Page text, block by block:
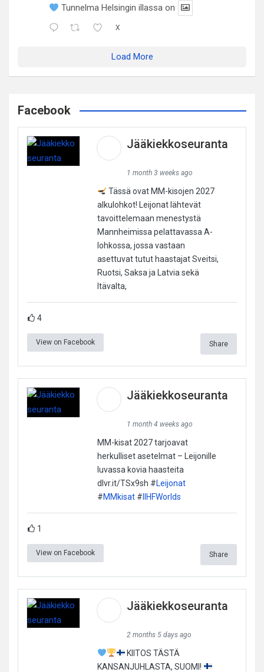
Tunnelma Helsingin illassa on
X
Load More
Facebook
Jääkiekkoseuranta
1 month 3 weeks ago
Tässä ovat MM-kisojen 2027
alkulohkot! Leijonat lähtevät
tavoittelemaan menestystä
Mannheimissa pelattavassa A-
lohkossa, jossa vastaan
asettuvat tutut haastajat Sveitsi,
Ruotsi, Saksa ja Latvia sekä
Itävalta,
4
View on Facebook Share
Jääkiekkoseuranta
1 month 4 weeks ago
MM-kisat 2027 tarjoavat
herkulliset asetelmat – Leijonille
luvassa kovia haasteita
dlvr.it/TSx9sh #Leijonat
#MMkisat#IIHFWorlds
1
View on Facebook Share
Jääkiekkoseuranta
2 months 5 days ago
KIITOS TÄSTÄ
KANSANJUHLASTA, SUOMI!